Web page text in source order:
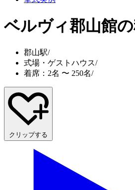
ベルヴィ郡山館
郡山駅/
式場・ゲストハウス/
着席：2名 〜 250名/
クリップする